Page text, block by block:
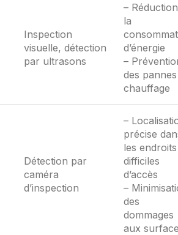
Inspection
visuelle, détection
par ultrasons
–
la
d’énergie
–
des
chauffage
Détection par
caméra
d’inspection
–
précise
les endroits
difficiles
d’accès
–
des
dommages
aux